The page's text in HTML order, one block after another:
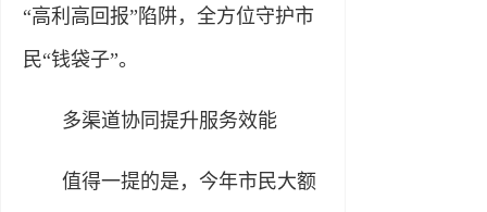
“高利高回报”陷阱，全方位守护市
民“钱袋子”。
多渠道协同提升服务效能
值得一提的是，今年市民大额